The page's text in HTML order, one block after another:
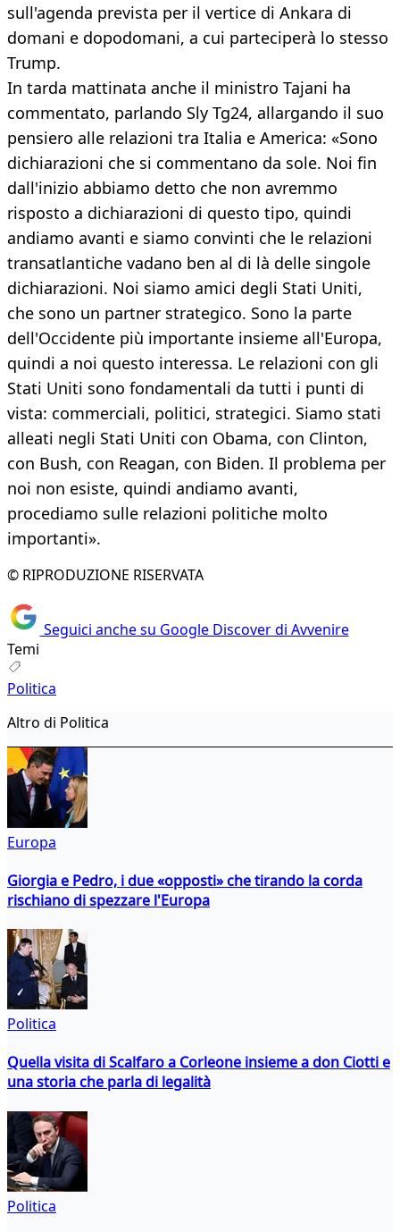
sull'agenda prevista per il vertice di Ankara di
domani e dopodomani, a cui parteciperà lo stesso
Trump.
In tarda mattinata anche il ministro Tajani ha
commentato, parlando Sly Tg24, allargando il suo
pensiero alle relazioni tra Italia e America: «Sono
dichiarazioni che si commentano da sole. Noi fin
dall'inizio abbiamo detto che non avremmo
risposto a dichiarazioni di questo tipo, quindi
andiamo avanti e siamo convinti che le relazioni
transatlantiche vadano ben al di là delle singole
dichiarazioni. Noi siamo amici degli Stati Uniti,
che sono un partner strategico. Sono la parte
dell'Occidente più importante insieme all'Europa,
quindi a noi questo interessa. Le relazioni con gli
Stati Uniti sono fondamentali da tutti i punti di
vista: commerciali, politici, strategici. Siamo stati
alleati negli Stati Uniti con Obama, con Clinton,
con Bush, con Reagan, con Biden. Il problema per
noi non esiste, quindi andiamo avanti,
procediamo sulle relazioni politiche molto
importanti».
© RIPRODUZIONE RISERVATA
Seguici anche su Google Discover di Avvenire
Temi
Politica
Altro di Politica
Europa
Giorgia e Pedro, i due «opposti» che tirando la corda
rischiano di spezzare l'Europa
Politica
Quella visita di Scalfaro a Corleone insieme a don Ciotti e
una storia che parla di legalità
Politica